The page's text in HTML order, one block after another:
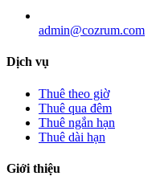
admin@cozrum.com
Dịch vụ
Thuê theo giờ
Thuê qua đêm
Thuê ngắn hạn
Thuê dài hạn
Giới thiệu